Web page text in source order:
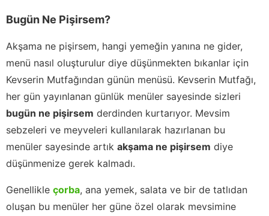
Bugün Ne Pişirsem?
Akşama ne pişirsem, hangi yemeğin yanına ne gider,
menü nasıl oluşturulur diye düşünmekten bıkanlar için
Kevserin Mutfağından günün menüsü. Kevserin Mutfağı,
her gün yayınlanan günlük menüler sayesinde sizleri
bugün ne pişirsem derdinden kurtarıyor. Mevsim
sebzeleri ve meyveleri kullanılarak hazırlanan bu
menüler sayesinde artık akşama ne pişirsem diye
düşünmenize gerek kalmadı.
Genellikle çorba, ana yemek, salata ve bir de tatlıdan
oluşan bu menüler her güne özel olarak mevsimine